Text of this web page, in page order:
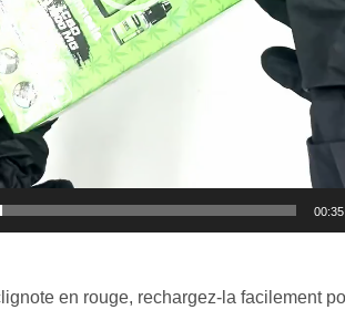
00:35
en rouge, rechargez-la facilement